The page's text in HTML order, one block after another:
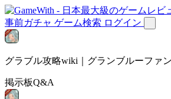
事前ガチャ ゲーム検索 ログイン
グラブル攻略wiki｜グランブルーファ
掲示板Q&A